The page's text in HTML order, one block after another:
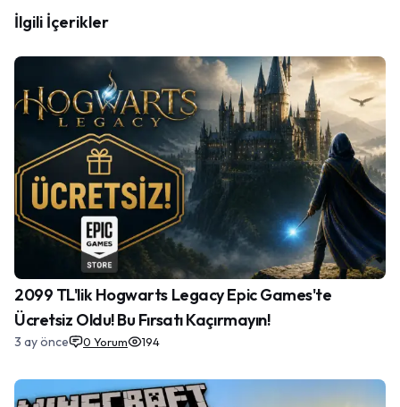
İlgili İçerikler
2099 TL'lik Hogwarts Legacy Epic Games'te
Ücretsiz Oldu! Bu Fırsatı Kaçırmayın!
3 ay önce 0 Yorum 194